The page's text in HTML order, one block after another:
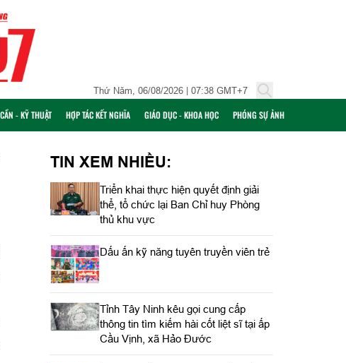
Thứ Năm, 06/08/2026 | 07:38 GMT+7
- KỸ THUẬT HỢP TÁC KẾT NGHĨA GIÁO DỤC - KHOA HỌC PHÓNG SỰ ẢNH
TIN XEM NHIỀU:
Triển khai thực hiện quyết định giải
thể, tổ chức lại Ban Chỉ huy Phòng
thủ khu vực
Dấu ấn kỹ năng tuyên truyền viên trẻ
Tỉnh Tây Ninh kêu gọi cung cấp
thông tin tìm kiếm hài cốt liệt sĩ tại ấp
Cầu Vịnh, xã Hảo Đước